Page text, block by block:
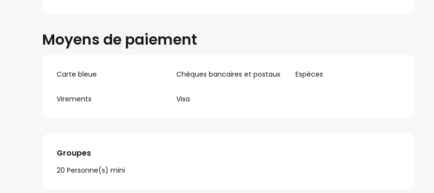
Moyens de paiement
Carte bleue Chèques bancaires et postaux Espèces
Virements Visa
Groupes
Groupes
20 Personne(s) mini